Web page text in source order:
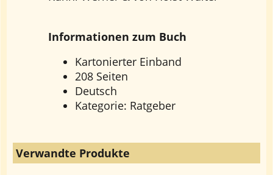
Informationen zum Buch
Kartonierter Einband
208 Seiten
Deutsch
Kategorie: Ratgeber
Verwandte Produkte